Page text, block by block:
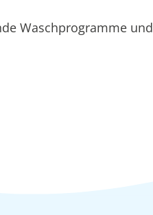
Waschprogramme und